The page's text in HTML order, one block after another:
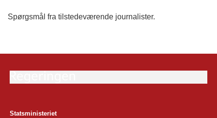
Spørgsmål fra tilstedeværende journalister.
Statsministeriet